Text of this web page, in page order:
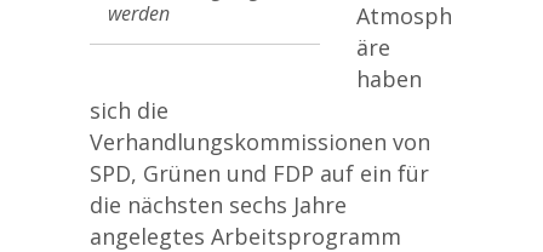
werden
Atmosph
äre
haben
sich die
Verhandlungskommissionen von
SPD, Grünen und FDP auf ein für
die nächsten sechs Jahre
angelegtes Arbeitsprogramm